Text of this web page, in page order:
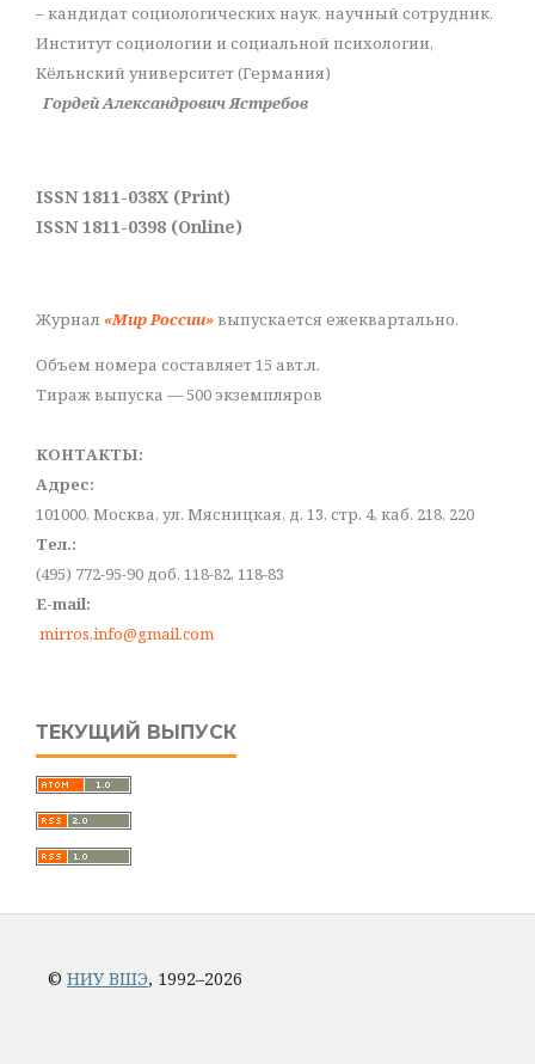
– кандидат социологических наук, научный сотрудник,
Институт социологии и социальной психологии,
Кёльнский университет (Германия)
Гордей Александрович Ястребов
ISSN 1811-038X (Print)
ISSN 1811-0398 (Online)
Журнал «Мир России»выпускается ежеквартально.
Объем номера составляет 15 авт.л.
Тираж выпуска — 500 экземпляров
КОНТАКТЫ:
Адрес:
101000, Москва, ул. Мясницкая, д. 13, стр. 4, каб. 218, 220
Тел.:
(495) 772-95-90 доб. 118-82, 118-83
E-mail:
mirros.info@gmail.com
ТЕКУЩИЙ ВЫПУСК
© НИУ ВШЭ, 1992–2026